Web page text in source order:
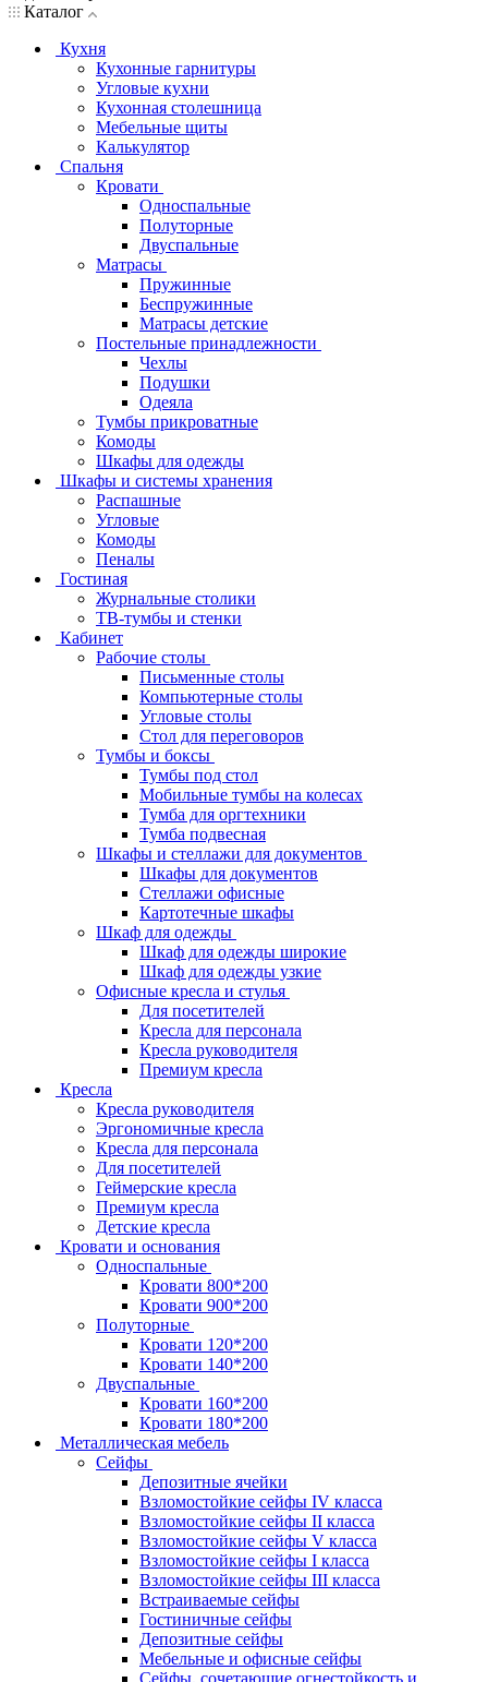
Каталог
Кухня
Кухонные гарнитуры
Угловые кухни
Кухонная столешница
Мебельные щиты
Калькулятор
Спальня
Кровати
Односпальные
Полуторные
Двуспальные
Матрасы
Пружинные
Беспружинные
Матрасы детские
Постельные принадлежности
Чехлы
Подушки
Одеяла
Тумбы прикроватные
Комоды
Шкафы для одежды
Шкафы и системы хранения
Распашные
Угловые
Комоды
Пеналы
Гостиная
Журнальные столики
ТВ‑тумбы и стенки
Кабинет
Рабочие столы
Письменные столы
Компьютерные столы
Угловые столы
Стол для переговоров
Тумбы и боксы
Тумбы под стол
Мобильные тумбы на колесах
Тумба для оргтехники
Тумба подвесная
Шкафы и стеллажи для документов
Шкафы для документов
Стеллажи офисные
Картотечные шкафы
Шкаф для одежды
Шкаф для одежды широкие
Шкаф для одежды узкие
Офисные кресла и стулья
Для посетителей
Кресла для персонала
Кресла руководителя
Премиум кресла
Кресла
Кресла руководителя
Эргономичные кресла
Кресла для персонала
Для посетителей
Геймерские кресла
Премиум кресла
Детские кресла
Кровати и основания
Односпальные
Кровати 800*200
Кровати 900*200
Полуторные
Кровати 120*200
Кровати 140*200
Двуспальные
Кровати 160*200
Кровати 180*200
Металлическая мебель
Сейфы
Депозитные ячейки
Взломостойкие сейфы IV класса
Взломостойкие сейфы II класса
Взломостойкие сейфы V класса
Взломостойкие сейфы I класса
Взломостойкие сейфы III класса
Встраиваемые сейфы
Гостиничные сейфы
Депозитные сейфы
Мебельные и офисные сейфы
Сейфы, сочетающие огнестойкость и